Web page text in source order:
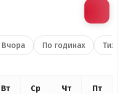
Вчора По годинах
Вт Ср Чт Пт